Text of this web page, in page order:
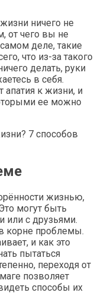
ничего не
от чего вы не
деле, такие
что из-за такого
делать, руки
в себя.
апатия к жизни, и
ее можно
жизнью,
могут быть
или с друзьями.
корне проблемы.
и как это
пытаться
переходя от
позволяет
способы их